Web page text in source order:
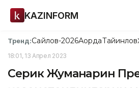
KAZINFORM
Тренд:Сайлов-2026АқордаТайинлов
18:01, 13 Апрел 2023
Серик Жуманғарин